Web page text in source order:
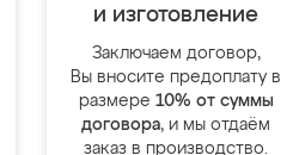
и изготовление
Заключаем договор,
Вы вносите предоплату в
размере 10% от суммы
договора, и мы отдаём
заказ в производство.